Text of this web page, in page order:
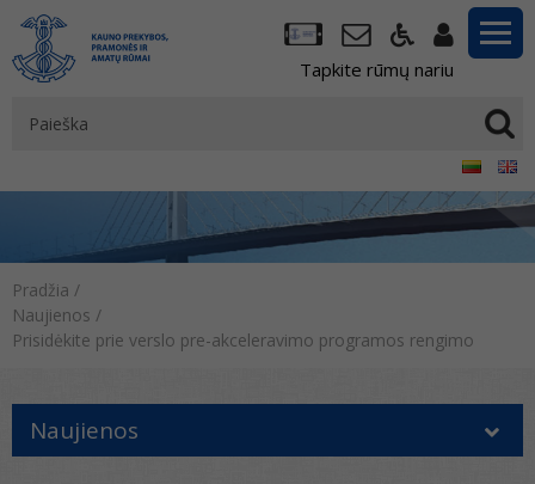
Tapkite rūmų nariu
Pradžia /
Naujienos /
Prisidėkite prie verslo pre-akceleravimo programos rengimo
Naujienos